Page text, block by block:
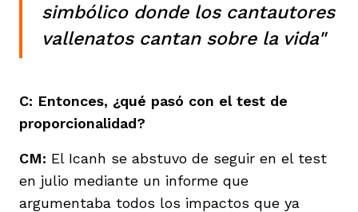
simbólico donde los cantautores
vallenatos cantan sobre la vida"
C: Entonces, ¿qué pasó con el test de
proporcionalidad?
CM: El Icanh se abstuvo de seguir en el test
en julio mediante un informe que
argumentaba todos los impactos que ya